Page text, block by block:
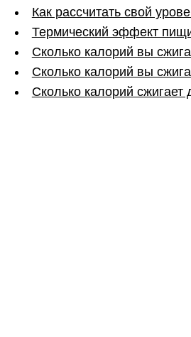
Как рассчитать свой
Термический эффект
Сколько калорий вы
Сколько калорий вы
Сколько калорий